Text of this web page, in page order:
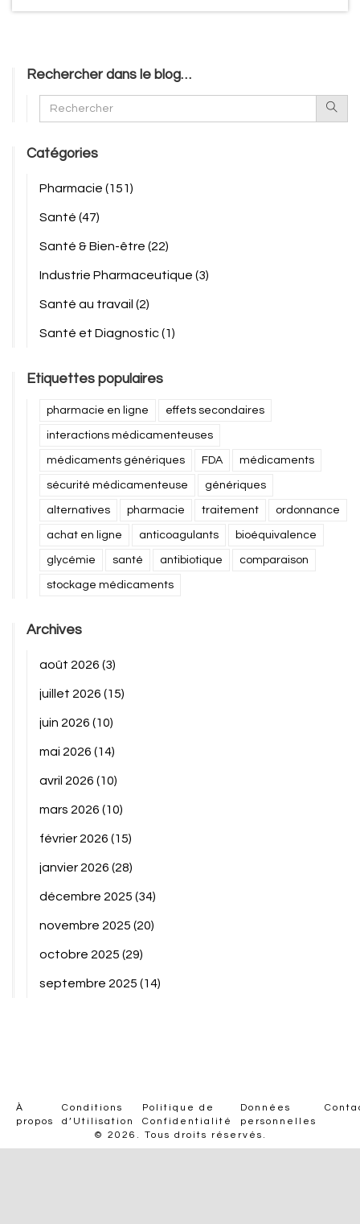
Rechercher dans le blog…
Catégories
Pharmacie (151)
Santé (47)
Santé & Bien-être (22)
Industrie Pharmaceutique (3)
Santé au travail (2)
Santé et Diagnostic(1)
Etiquettes populaires
pharmacie en ligne effets secondaires
interactions médicamenteuses
médicaments génériques FDA médicaments
sécurité médicamenteuse génériques
alternatives pharmacie traitement ordonnance
achat en ligne anticoagulants bioéquivalence
glycémie santé antibiotique comparaison
stockage médicaments
Archives
août 2026 (3)
juillet 2026 (15)
juin 2026 (10)
mai 2026 (14)
avril 2026 (10)
mars 2026 (10)
février 2026 (15)
janvier 2026 (28)
décembre 2025 (34)
novembre 2025 (20)
octobre 2025 (29)
septembre 2025 (14)
À
propos
Conditions
d’Utilisation
Politique de
Confidentialité
Données
personnelles
© 2026. Tous droits réservés.